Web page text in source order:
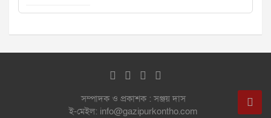
সম্পাদক ও প্রকাশক : সঞ্জয় দাস
ই-মেইল: info@gazipurkontho.com